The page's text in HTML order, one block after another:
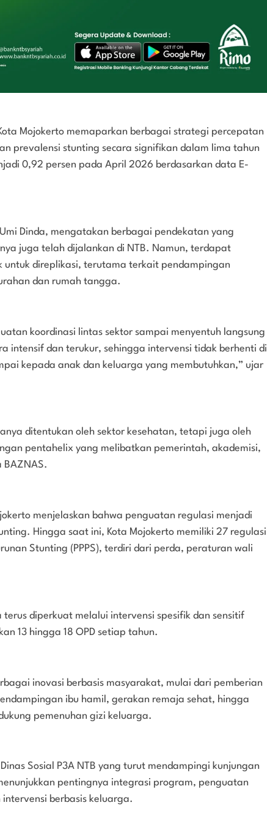
Mojokerto memaparkan berbagai strategi percepatan
prevalensi stunting secara signifikan dalam lima tahun
0,92 persen pada April 2026 berdasarkan data E-
Dinda, mengatakan berbagai pendekatan yang
juga telah dijalankan di NTB. Namun, terdapat
untuk direplikasi, terutama terkait pendampingan
dan rumah tangga.
koordinasi lintas sektor sampai menyentuh langsung
intensif dan terukur, sehingga intervensi tidak berhenti di
kepada anak dan keluarga yang membutuhkan,” ujar
ditentukan oleh sektor kesehatan, tetapi juga oleh
pentahelix yang melibatkan pemerintah, akademisi,
BAZNAS.
menjelaskan bahwa penguatan regulasi menjadi
Hingga saat ini, Kota Mojokerto memiliki 27 regulasi
Stunting (PPPS), terdiri dari perda, peraturan wali
diperkuat melalui intervensi spesifik dan sensitif
13 hingga 18 OPD setiap tahun.
inovasi berbasis masyarakat, mulai dari pemberian
ibu hamil, gerakan remaja sehat, hingga
pemenuhan gizi keluarga.
Sosial P3A NTB yang turut mendampingi kunjungan
pentingnya integrasi program, penguatan
berbasis keluarga.